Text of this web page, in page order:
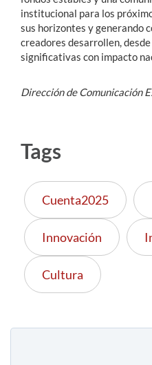
institucional para los
sus horizontes y generando
creadores desarrollen,
significativas con impacto
Dirección de Comunicación
Tags
Cuenta2025
Innovación
Cultura